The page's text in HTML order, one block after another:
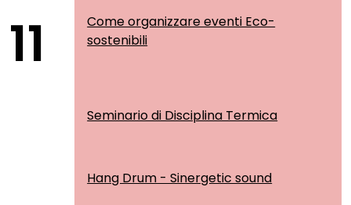
11
Come organizzare eventi Eco-
sostenibili
Seminario di Disciplina Termica
Hang Drum - Sinergetic sound